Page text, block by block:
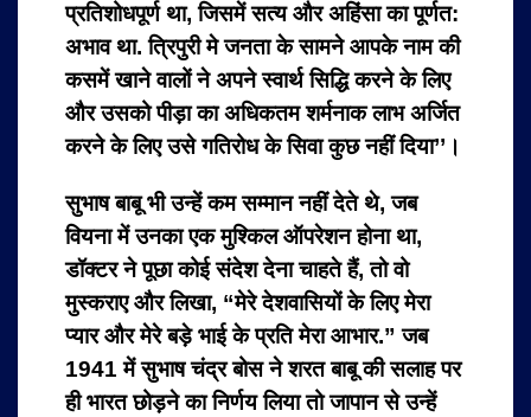
प्रतिशोधपूर्ण था, जिसमें सत्य और अहिंसा का पूर्णत:
अभाव था. त्रिपुरी मे जनता के सामने आपके नाम की
कसमें खाने वालों ने अपने स्वार्थ सिद्धि करने के लिए
और उसको पीड़ा का अधिकतम शर्मनाक लाभ अर्जित
करने के लिए उसे गतिरोध के सिवा कुछ नहीं दिया’’।
सुभाष बाबू भी उन्हें कम सम्मान नहीं देते थे, जब
वियना में उनका एक मुश्किल ऑपरेशन होना था,
डॉक्टर ने पूछा कोई संदेश देना चाहते हैं, तो वो
मुस्कराए और लिखा, “मेरे देशवासियों के लिए मेरा
प्यार और मेरे बड़े भाई के प्रति मेरा आभार.” जब
1941 में सुभाष चंद्र बोस ने शरत बाबू की सलाह पर
ही भारत छोड़ने का निर्णय लिया तो जापान से उन्हें